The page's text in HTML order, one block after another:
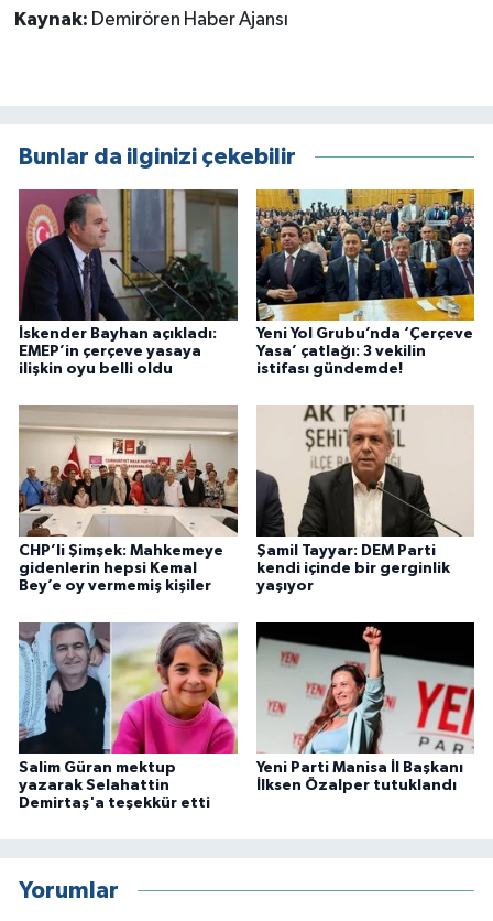
Kaynak: Demirören Haber Ajansı
Bunlar da ilginizi çekebilir
İskender Bayhan açıkladı:
EMEP’in çerçeve yasaya
ilişkin oyu belli oldu
Yeni Yol Grubu’nda ‘Çerçeve
Yasa’ çatlağı: 3 vekilin
istifası gündemde!
CHP’li Şimşek: Mahkemeye
gidenlerin hepsi Kemal
Bey’e oy vermemiş kişiler
Şamil Tayyar: DEM Parti
kendi içinde bir gerginlik
yaşıyor
Salim Güran mektup
yazarak Selahattin
Demirtaş'a teşekkür etti
Yeni Parti Manisa İl Başkanı
İlksen Özalper tutuklandı
Yorumlar